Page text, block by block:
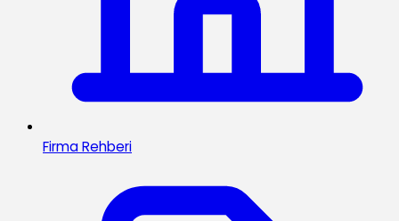
Firma Rehberi